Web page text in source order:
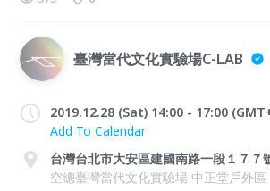
臺灣當代文化實驗場C-LAB
2019.12.28 (Sat) 14:00 - 17:00
Add To Calendar
台灣台北市大安區建國南路一段１７７
空總臺灣當代文化實驗場 中正堂戶外區